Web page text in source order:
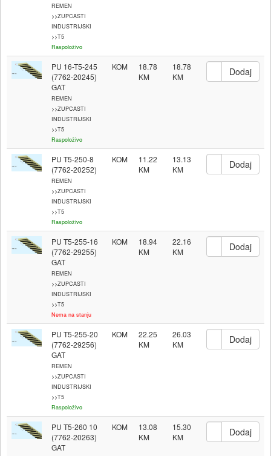
REMEN
>>ZUPCASTI
INDUSTRIJSKI
>>T5
Raspoloživo
PU 16-T5-245
(7762-20245)
GAT
REMEN
>>ZUPCASTI
INDUSTRIJSKI
>>T5
Raspoloživo
KOM 18.78 18.78
PU T5-250-8
(7762-20252)
REMEN
>>ZUPCASTI
INDUSTRIJSKI
>>T5
Raspoloživo
KOM 11.22 13.13
PU T5-255-16
(7762-29255)
GAT
REMEN
>>ZUPCASTI
INDUSTRIJSKI
>>T5
Nema na stanju
KOM 18.94 22.16
PU T5-255-20
(7762-29256)
GAT
REMEN
>>ZUPCASTI
INDUSTRIJSKI
>>T5
Raspoloživo
KOM 22.25 26.03
PU T5-260 10
(7762-20263)
GAT
KOM 13.08 15.30